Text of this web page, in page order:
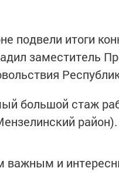
подвели итоги
заместитель
большой стаж
район).
важным и